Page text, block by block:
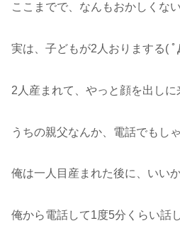
ここまでで、なんもおかしくな
実は、子どもが2人おりまする( ﾟ
2人産まれて、やっと顔を出しに
うちの親父なんか、電話でもし
俺は一人目産まれた後に、いい
俺から電話して1度5分くらい話